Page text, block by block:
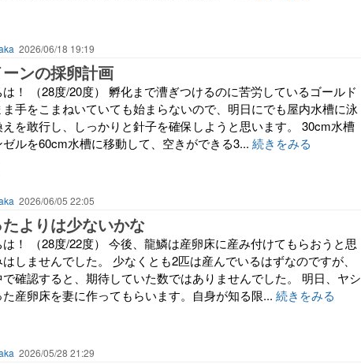
2026/06/18 19:19
ンの採卵計画
！ （28度/20度） 孵化まで漕ぎつけるのに苦労しているゴールド
手をこまねいていても始まらないので、明日にでも屋内水槽に泳
えを敢行し、しっかりと針子を確保しようと思います。 30cm水槽
ルを60cm水槽に移動して、空きができる3... 続きをみる
2026/06/05 22:05
よりは少ないかな
！ （28度/22度） 今後、龍鱗は産卵床に産み付けてもらおうと思
しませんでした。 少なくとも2匹は産んでいるはずなのですが、
確認すると、期待していた数ではありませんでした。 明日、ヤシ
産卵床を妻に作ってもらいます。自身が知る限... 続きをみる
2026/05/28 21:29